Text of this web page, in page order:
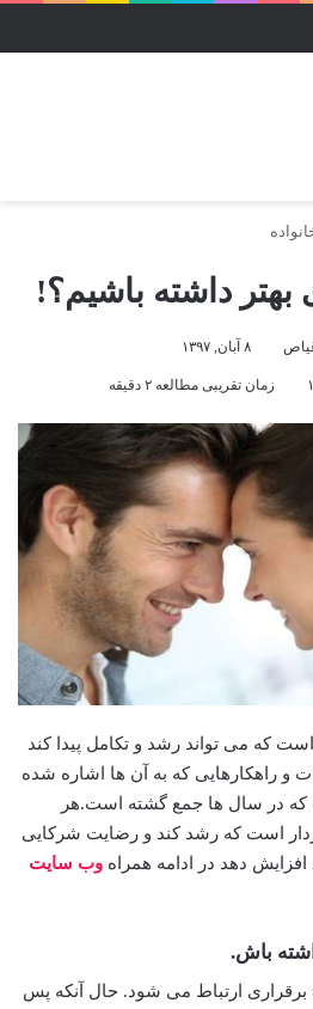
داشته باشیم؟!
۸ آبان, ۱۳۹۷
زمان تقریبی مطالعه ۲ دقیقه
که می تواند رشد و تکامل پیدا کند
و راهکارهایی که به آن ها اشاره شده
در سال ها جمع گشته است.هر
است که رشد کند و رضایت شرکایی
افزایش دهد در ادامه همراه وب سایت
ارتباط می شود. حال آنکه پس